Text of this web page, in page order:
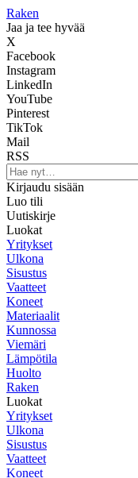
Raken
Jaa ja tee hyvää
X
Facebook
Instagram
LinkedIn
YouTube
Pinterest
TikTok
Mail
RSS
Kirjaudu sisään
Luo tili
Uutiskirje
Luokat
Yritykset
Ulkona
Sisustus
Vaatteet
Koneet
Materiaalit
Kunnossa
Viemäri
Lämpötila
Huolto
Raken
Luokat
Yritykset
Ulkona
Sisustus
Vaatteet
Koneet